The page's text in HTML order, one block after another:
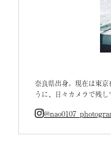
奈良県出身。現在は東
うに、日々カメラで残し